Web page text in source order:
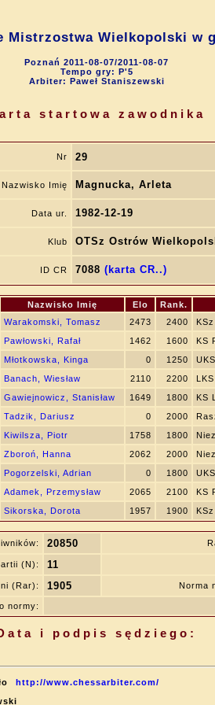
Mistrzostwa Wielkopolski w
Poznań 2011-08-07/2011-08-07
Tempo gry: P'5
Arbiter: Paweł Staniszewski
startowa zawodnika
Nr 29
Nazwisko Imię Magnucka, Arleta
Data ur. 1982-12-19
Klub OTSz Ostrów
ID CR 7088 (karta CR..)
Nazwisko Imię Elo Rank.
Warakomski, Tomasz 2473 2400
Pawłowski, Rafał 1462 1600
KS
Młotkowska, Kinga 0 1250
Banach, Wiesław 2110 2200
Gawiejnowicz, Stanisław 1649 1800
KS
Tadzik, Dariusz 0 2000
Kiwilsza, Piotr 1758 1800
Zboroń, Hanna 2062 2000
Pogorzelski, Adrian 0 1800
Adamek, Przemysław 2065 2100
KS
Sikorska, Dorota 1957 1900
20850
(N): 11
(Rar): 1905 Norma
normy:
i podpis sędziego:
http://www.chessarbiter.com/